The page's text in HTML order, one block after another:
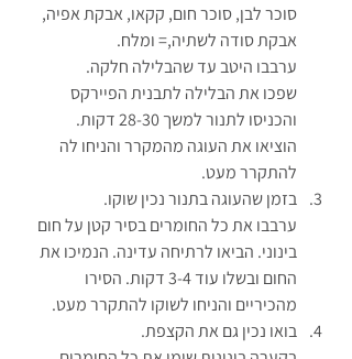
סוכר לבן, סוכר חום, קקאו, אבקת אפיה,
אבקת סודה לשתיה,= ומלח.
ערבבו היטב עד שהבלילה חלקה.
שפכו את הבלילה לתבנית הפיירקס
והכניסו לתנור למשך 28-30 דקות.
הוציאו את העוגה מהמקרר והניחו לה
להתקרר מעט.
בזמן שהעוגה בתנור נכין שוקו.
ערבבו את כל החומרים בסיר קטן על חום
בינוני. הביאו לרתיחה עדינה. הנמיכו את
החום ובשלו עוד 3-4 דקות. הסירו
מהכיריים והניחו לשוקו להתקרר מעט.
בואו נכין גם את הקצפת.